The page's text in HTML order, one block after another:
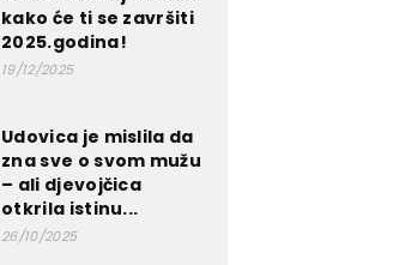
kako će ti se završiti
2025.godina!
19/12/2025
Udovica je mislila da
zna sve o svom mužu
– ali djevojčica
otkrila istinu...
26/10/2025